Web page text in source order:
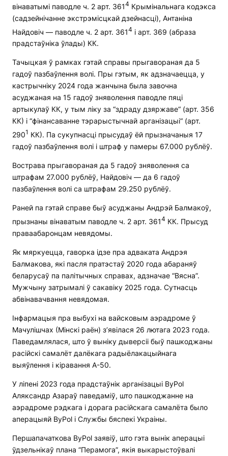
вінаватымі паводле ч. 2 арт. 3614 Крымінальнага кодэкса
(садзейнічанне экстрэмісцкай дзейнасці), Антаніна
Найдовіч — паводле ч. 2 арт. 3614 і арт. 369 (абраза
прадстаўніка ўлады) КК.
Тачыцкая ў рамках гэтай справы прыгавораная да 5
гадоў пазбаўлення волі. Пры гэтым, як адзначаецца, у
кастрычніку 2024 года жанчына была завочна
асуджаная на 15 гадоў зняволення паводле пяці
артыкулаў КК, у тым ліку за “здраду дзяржаве“ (арт. 356
КК) і “фінансаванне тэрарыстычнай арганізацыі“ (арт.
2901 КК). Па сукупнасці прысудаў ёй прызначаныя 17
гадоў пазбаўлення волі і штраф у памеры 67.000 рублёў.
Вострава прыгавораная да 5 гадоў зняволення са
штрафам 27.000 рублёў, Найдовіч — да 6 гадоў
пазбаўлення волі са штрафам 29.250 рублёў.
Раней па гэтай справе быў асуджаны Андрэй Балмакоў,
прызнаны вінаватым паводле ч. 2 арт. 3614 КК. Прысуд
праваабаронцам невядомы.
Як мяркуецца, гаворка ідзе пра адваката Андрэя
Балмакова, які пасля пратэстаў 2020 года абараняў
беларусаў па палітычных справах, адзначае “Вясна”.
Мужчыну затрымалі ў сакавіку 2025 года. Сутнасць
абвінавачвання невядомая.
Інфармацыя пра выбухі на вайсковым аэрадроме ў
Мачулішчах (Мінскі раён) з’явілася 26 лютага 2023 года.
Паведамлялася, што ў выніку дыверсіі быў пашкоджаны
расійскі самалёт далёкага радыёлакацыйнага
выяўлення і кіравання А-50.
У ліпені 2023 года прадстаўнік арганізацыі ByPol
Аляксандр Азараў паведаміў, што пашкоджанне на
аэрадроме рэдкага і дорага расійскага самалёта было
аперацыяй ByPol і Службы бяспекі Украіны.
Першапачаткова ByPol заявіў, што гэта вынік аперацыі
ўдзельнікаў плана “Перамога”, якія выкарыстоўвалі